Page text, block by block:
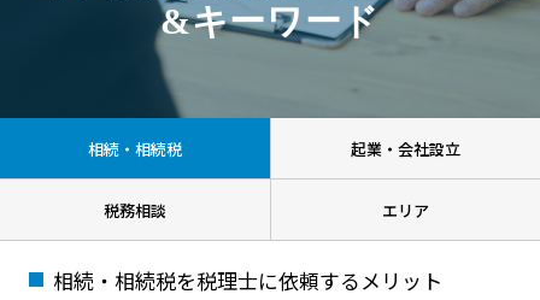
&キーワード
相続・相続税 起業・会社設立
税務相談 エリア
相続・相続税を税理士に依頼するメリット